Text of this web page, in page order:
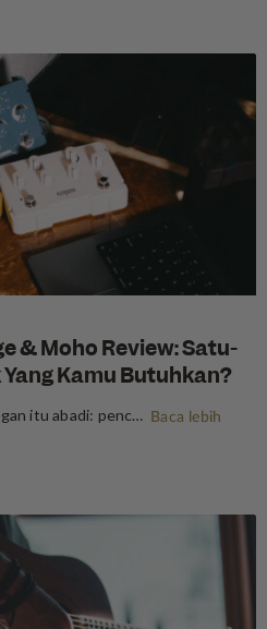
& Moho Review: Satu-
Kamu Butuhkan?
Bagi gitaris modern, perjuangan itu abadi: pencarian nada "sempurna" sering kali berujung pada pedalboard yang lebih berat daripada amplifier tempatnya terhubung. Kita semua pernah mengalaminya—menumpuk tiga overdrive berbeda untuk mendapatkan gain yang tepat atau membawa fuzz khusus hanya untuk satu solo tertentu. Tetapi bagaimana jika kamu bisa memadatkan puluhan sirkuit… Baca lebih